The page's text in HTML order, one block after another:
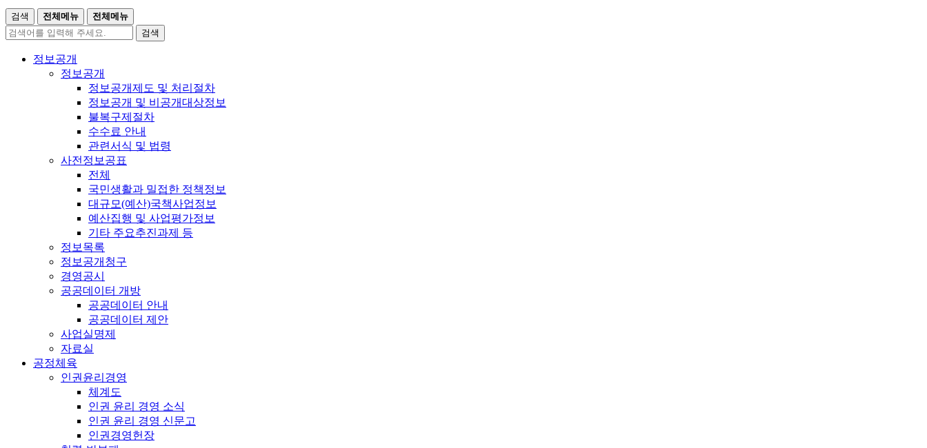
검색 전체메뉴
전체메뉴
검색
정보공개
정보공개
정보공개제도 및 처리절차
정보공개 및 비공개대상정보
불복구제절차
수수료 안내
관련서식 및 법령
사전정보공표
전체
국민생활과 밀접한 정책정보
대규모(예산)국책사업정보
예산집행 및 사업평가정보
기타 주요추진과제 등
정보목록
정보공개청구
경영공시
공공데이터 개방
공공데이터 안내
공공데이터 제안
사업실명제
자료실
공정체육
인권윤리경영
체계도
인권 윤리 경영 소식
인권 윤리 경영 신문고
인권경영헌장